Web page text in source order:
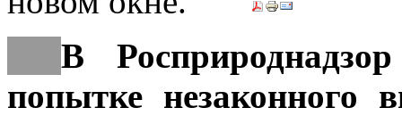
В
попытке незаконного